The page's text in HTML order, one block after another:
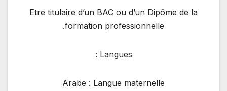
Etre titulaire d’un BAC ou d’un Dipôme de la
formation professionnelle.
Langues :
Arabe : Langue maternelle